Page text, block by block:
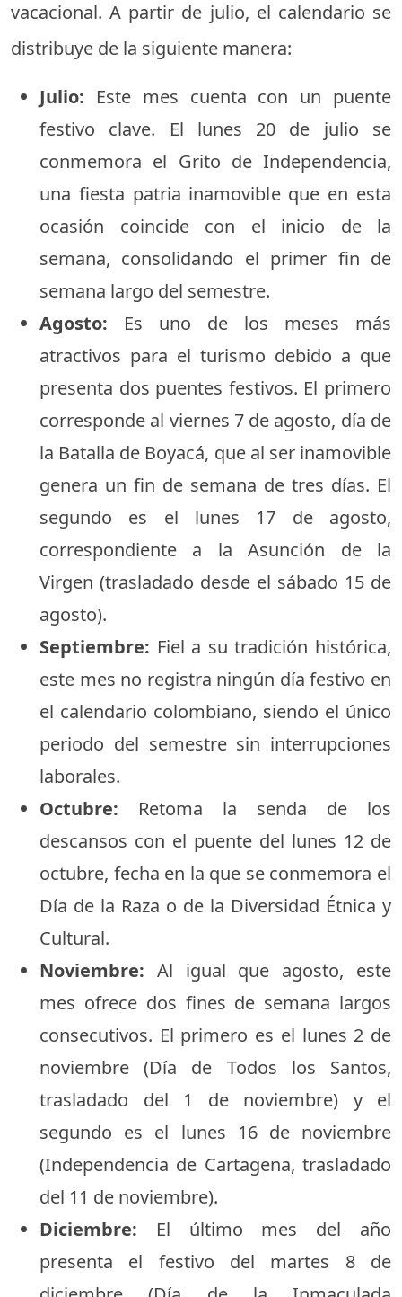
vacacional. A partir de julio, el calendario se
distribuye de la siguiente manera:
Julio: Este mes cuenta con un puente
festivo clave. El lunes 20 de julio se
conmemora el Grito de Independencia,
una fiesta patria inamovible que en esta
ocasión coincide con el inicio de la
semana, consolidando el primer fin de
semana largo del semestre.
Agosto: Es uno de los meses más
atractivos para el turismo debido a que
presenta dos puentes festivos. El primero
corresponde al viernes 7 de agosto, día de
la Batalla de Boyacá, que al ser inamovible
genera un fin de semana de tres días. El
segundo es el lunes 17 de agosto,
correspondiente a la Asunción de la
Virgen (trasladado desde el sábado 15 de
agosto).
Septiembre: Fiel a su tradición histórica,
este mes no registra ningún día festivo en
el calendario colombiano, siendo el único
periodo del semestre sin interrupciones
laborales.
Octubre: Retoma la senda de los
descansos con el puente del lunes 12 de
octubre, fecha en la que se conmemora el
Día de la Raza o de la Diversidad Étnica y
Cultural.
Noviembre: Al igual que agosto, este
mes ofrece dos fines de semana largos
consecutivos. El primero es el lunes 2 de
noviembre (Día de Todos los Santos,
trasladado del 1 de noviembre) y el
segundo es el lunes 16 de noviembre
(Independencia de Cartagena, trasladado
del 11 de noviembre).
Diciembre: El último mes del año
presenta el festivo del martes 8 de